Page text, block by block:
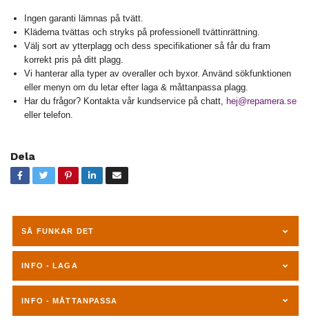
Ingen garanti lämnas på tvätt.
Kläderna tvättas och stryks på professionell tvättinrättning.
Välj sort av ytterplagg och dess specifikationer så får du fram
korrekt pris på ditt plagg.
Vi hanterar alla typer av overaller och byxor. Använd sökfunktionen
eller menyn om du letar efter laga & måttanpassa plagg.
Har du frågor? Kontakta vår kundservice på chatt, hej@repamera.se
eller telefon.
Dela
SÅ FUNKAR DET
INFO - LAGA
INFO - MÅTTANPASSA